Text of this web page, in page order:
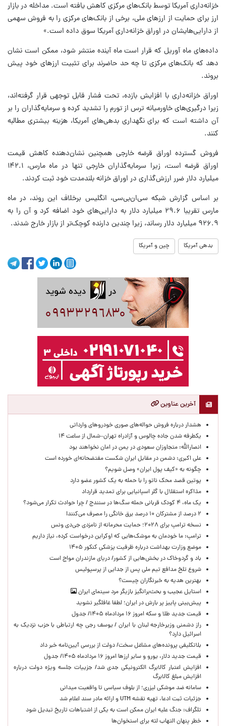
خزانه‌داری آمریکا توسط بانک‌های مرکزی کاهش یافته است. مداخله در بازار
ارز برای حمایت از ارزهای ملی، برخی از بانک‌های مرکزی را به فروش سهمی
از دارایی‌هایشان در اوراق خزانه‌داری آمریکا سوق داده است.»
داده‌های ماه آوریل که قرار است ماه آینده منتشر شود، ممکن است نشان
دهد که بانک‌های مرکزی تا چه حد حاضرند برای تثبیت ارزهای خود پیش
بروند.
اوراق خزانه‌داری با افزایش بازده، تحت فشار قابل توجهی قرار گرفته‌اند،
زیرا درگیری‌های خاورمیانه ترس از تورم را تشدید کرده و سرمایه‌گذاران را بر
آن داشته است که برای نگهداری بدهی‌های آمریکا، هزینه بیشتری مطالبه
کنند.
فروش گسترده اوراق قرضه خارجی همچنین نشان‌دهنده کاهش قیمت
اوراق قرضه است، زیرا سرمایه‌گذاران خارجی تنها در ماه مارس، ۱۴۲.۱
میلیارد دلار ضرر ارزش‌گذاری در اوراق خزانه بلندمدت خود ثبت کردند.
بر اساس گزارش شبکه سی‌ان‌بی‌سی، انگلیس برخلاف این روند، در ماه
مارس تقریبا ۲۹.۶ میلیارد دلار به دارایی‌های خود اضافه کرد و آن را به
۹۲۶.۹ میلیارد دلار رساند، زیرا چندین دارنده کوچک‌تر از بازار خارج شدند.
بدهی آمریکا چین و آمریکا
آخرین عناوین
هشدار درباره فروش حواله‌های صوری خودروهای وارداتی
یکطرفه شدن جاده چالوس و آزادراه تهران–شمال از ساعت ۱۴
انصارالله: متجاوزان سعودی در یمن در امان نخواهند بود
علی اکبری: دشمن در مقابل ایران شکست مفتضحانه‌ای خورده است
چگونه به «کیف پول ایران» وصل شویم؟
پوتین قصد محک ناتو را با حمله به یک کشور عضو دارد
مذاکره استقلال با گلر اسپانیایی برای تمدید قرارداد
یک ماه، ۴ کودک قربانی حمله سگ‌ها در سنندج / چرا حوادث تکرار می‌شود؟
۲ درصد از مشترکان ۱۰ درصد برق خانگی را مصرف می‌کنند!
نسخه ترامپ برای ۲۰۲۸؛ حمایت محرمانه از نامزدی جی‌دی ونس
ترامپ: ما خودمان به موشک‌هایی که اوکراین درخواست کرده، نیاز داریم
موضع وزارت بهداشت درباره ظرفیت پزشکی کنکور ۱۴۰۵
باد و گردوخاک در بخش‌هایی از کشور/ دریای مازندران مواج است
شروع تلخ مدافع تیم ملی پس از جدایی از پرسپولیس
بهترین هدیه به خبرنگاران چیست؟
استایل عجیب و بحث‌برانگیز بازیگر مرد سینمای ایران
پیش‌بینی پاییز پر بارش در ایران؛ لطفا غافلگیر نشوید
قیمت جدید طلا و سکه امروز ۱۶ مردادماه ۱۴۰۵/ جدول
راز دشمنی وزیرخارجه لبنان با ایران / یوسف رجی چه ارتباطی با حزب نزدیک به
اسرائیل دارد؟
بلاتکلیفی پرونده‌های مشاغل سخت/ دولت از بررسی آیین‌نامه خبر داد
قیمت جدید دلار، یورو و سایر ارزها امروز ۱۶ مردادماه ۱۴۰۵/ جدول
افزایش اعتبار کالابرگ الکترونیکی جدی شد/ جزییات جلسه ویژه دولت درباره
افزایش مبلغ کالابرگ
سامانه ضد موشکی لیزری؛ از بلوف سیاسی تا واقعیت میدانی
جزئیات ثبت ادعا، تهیه نقشه UTM و ارائه مادر سند اعلام شد
تلگراف: جنگ علیه ایران ممکن است به یکی از اشتباهات تاریخ تبدیل شود
خطر پنهان التهاب لثه برای استخوان‌ها